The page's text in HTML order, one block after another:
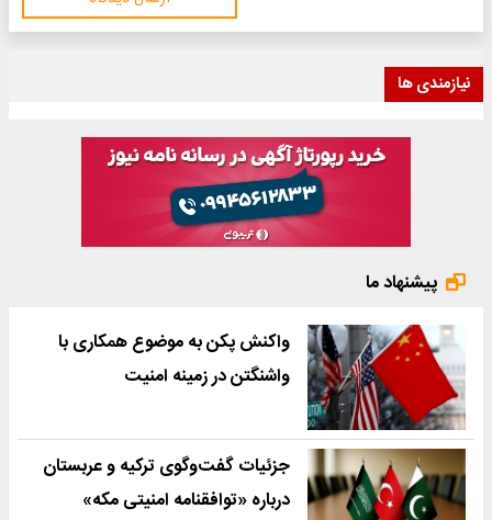
نیازمندی ها
پیشنهاد ما
واکنش پکن به موضوع همکاری با
واشنگتن در زمینه امنیت
جزئیات گفت‌وگوی ترکیه و عربستان
درباره «توافقنامه امنیتی مکه»